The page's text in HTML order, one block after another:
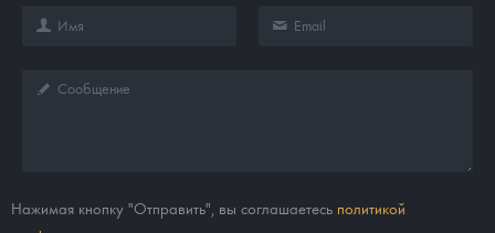
Нажимая кнопку "Отправить", вы соглашаетесь политикой